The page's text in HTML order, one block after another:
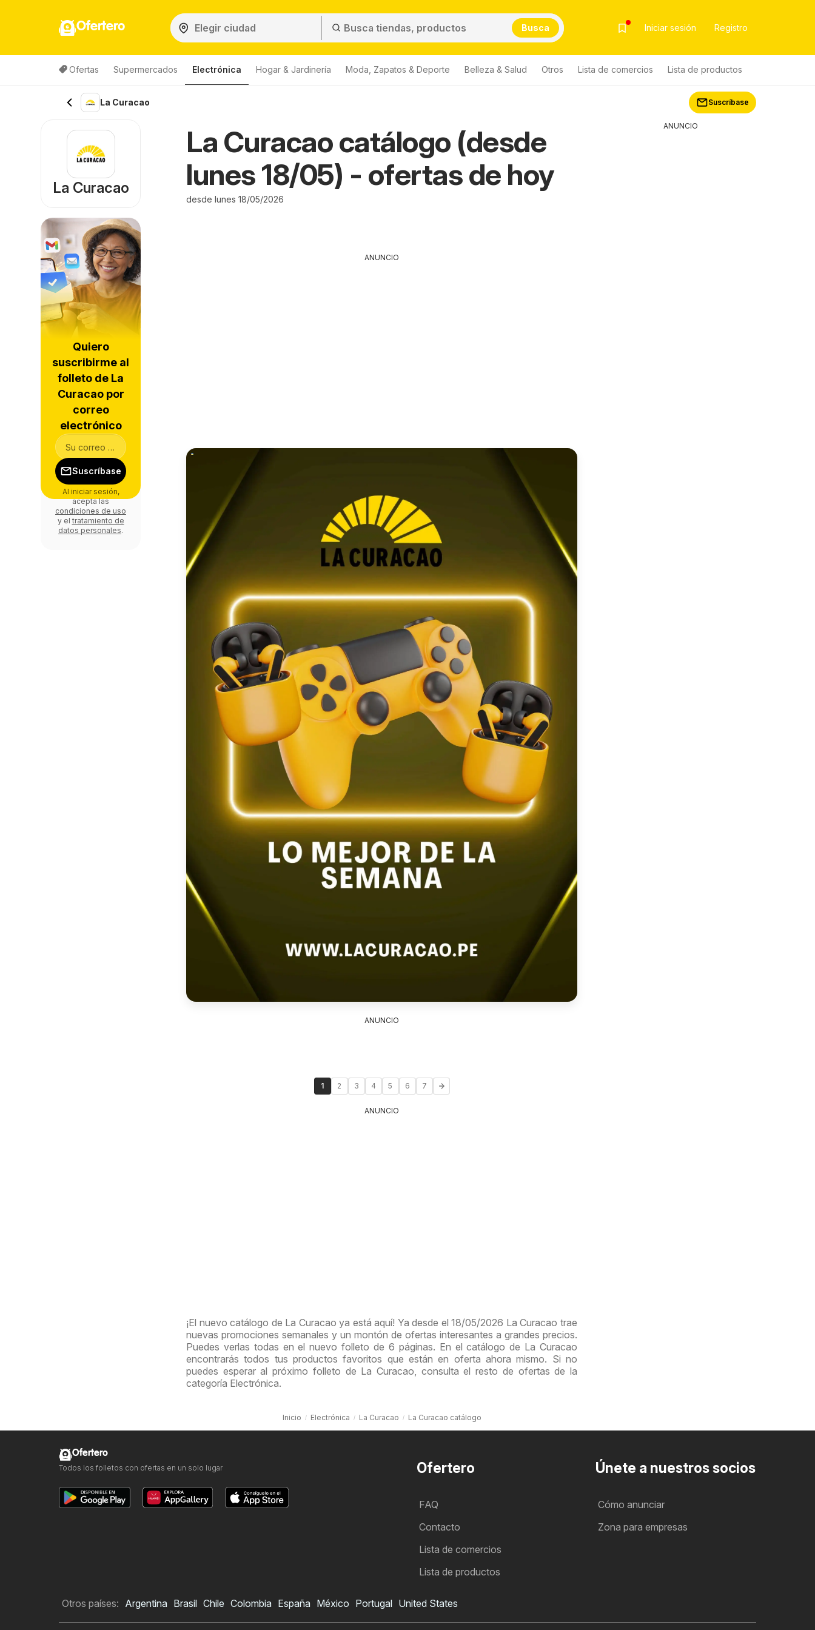
Ofertero Busca Iniciar sesión Registro
Ofertas Supermercados Electrónica Hogar & Jardinería Moda, Zapatos & Deporte Belleza & Salud Otros Lista de comercios Lista de productos
La Curacao Suscríbase
Folleto de La Curacao
La Curacao catálogo (desde
lunes 18/05) - ofertas de hoy
desde lunes 18/05/2026
ANUNCIO
ANUNCIO
1 2 3 4 5 6 7
ANUNCIO
¡El nuevo catálogo de La Curacao ya está aquí! Ya desde el 18/05/2026 La Curacao trae
nuevas promociones semanales y un montón de ofertas interesantes a grandes precios.
Puedes verlas todas en el nuevo folleto de 6 páginas. En el catálogo de La Curacao
encontrarás todos tus productos favoritos que están en oferta ahora mismo. Si no
puedes esperar al próximo folleto de La Curacao, consulta el resto de ofertas de la
categoría Electrónica.
Inicio Electrónica La Curacao La Curacao catálogo
La Curacao
Quiero
suscribirme al
folleto de La
Curacao por
correo
electrónico
Suscríbase
Al iniciar sesión,
acepta las
condiciones de uso
y el tratamiento de
datos personales.
ANUNCIO
Ofertero
FAQ
Contacto
Lista de comercios
Lista de productos
Únete a nuestros socios
Cómo anunciar
Zona para empresas
Ofertero
Todos los folletos con ofertas en un solo lugar
Otros países: Argentina Brasil Chile Colombia España México Portugal United States